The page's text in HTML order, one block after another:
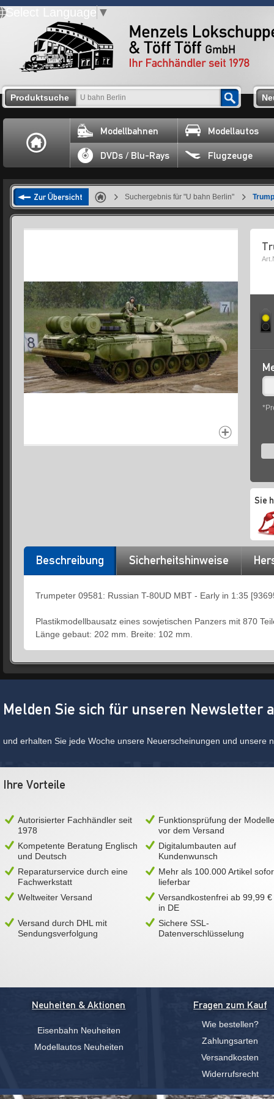
Select Language ▼
Produktsuche
Modellbahnen Modellautos
DVDs / Blu-Rays Flugzeuge
Zur Übersicht Suchergebnis für "U bahn Berlin"
Sie
Beschreibung Sicherheitshinweise
Trumpeter 09581: Russian T-80UD MBT - Early in 1:35
Plastikmodellbausatz eines sowjetischen Panzers mit 870
Länge gebaut: 202 mm. Breite: 102 mm.
Melden Sie sich für unseren Newsletter
und erhalten Sie jede Woche unsere Neuerscheinungen und unsere
Ihre Vorteile
Autorisierter Fachhändler seit
1978
Funktionsprüfung der Modelle
vor dem Versand
Kompetente Beratung Englisch
und Deutsch
Digitalumbauten auf
Kundenwunsch
Reparaturservice durch eine
Fachwerkstatt
Mehr als 100.000 Artikel
lieferbar
Weltweiter Versand
Versandkostenfrei ab 99,99 €
in DE
Versand durch DHL mit
Sendungsverfolgung
Sichere SSL-
Datenverschlüsselung
Neuheiten & Aktionen
Eisenbahn Neuheiten
Modellautos Neuheiten
Fragen zum Kauf
Wie bestellen?
Zahlungsarten
Versandkosten
Widerrufsrecht